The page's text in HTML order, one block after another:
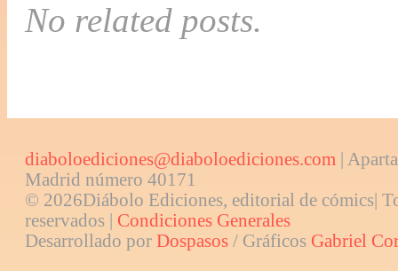
No related posts.
diaboloediciones@diaboloediciones.com |
Madrid número 40171
© 2026Diábolo Ediciones, editorial de cómics|
reservados | Condiciones Generales
Desarrollado por Dospasos / Gráficos Gabriel